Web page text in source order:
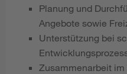
Planung und
Angebote sowie
Unterstützung bei
Zusammenarbeit